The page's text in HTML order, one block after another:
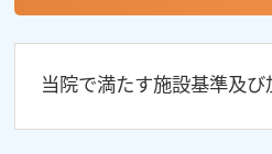
当院で満たす施設基準及